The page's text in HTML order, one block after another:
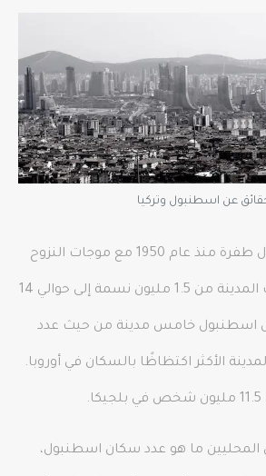
عن اسطنبول وتركيا
شهد سكان اسطنبول طفرة منذ عام 1950 مع موجات النزوح
الريفي الكبيرة. انتقلت المدينة من 1.5 مليون نسمة إلى حوالي 14
اسطنبول خامس مدينة من حيث عدد
الأكثر اكتظاظًا بالسكان في أوروبا.
المحليين ما هو عدد سكان اسطنبول،